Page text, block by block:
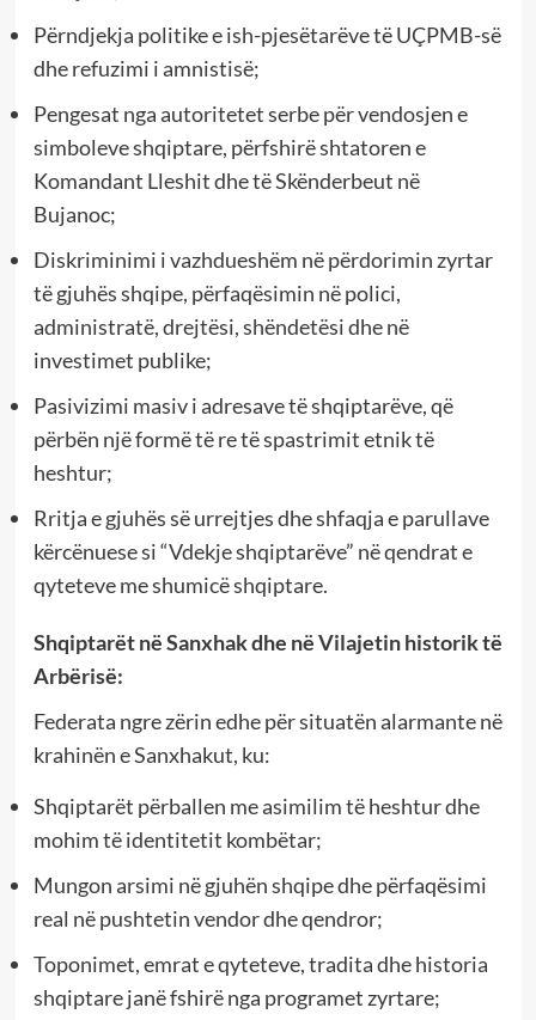
Përndjekja politike e ish-pjesëtarëve të UÇPMB-së
dhe refuzimi i amnistisë;
Pengesat nga autoritetet serbe për vendosjen e
simboleve shqiptare, përfshirë shtatoren e
Komandant Lleshit dhe të Skënderbeut në
Bujanoc;
Diskriminimi i vazhdueshëm në përdorimin zyrtar
të gjuhës shqipe, përfaqësimin në polici,
administratë, drejtësi, shëndetësi dhe në
investimet publike;
Pasivizimi masiv i adresave të shqiptarëve, që
përbën një formë të re të spastrimit etnik të
heshtur;
Rritja e gjuhës së urrejtjes dhe shfaqja e parullave
kërcënuese si “Vdekje shqiptarëve” në qendrat e
qyteteve me shumicë shqiptare.
Shqiptarët në Sanxhak dhe në Vilajetin historik të
Arbërisë:
Federata ngre zërin edhe për situatën alarmante në
krahinën e Sanxhakut, ku:
Shqiptarët përballen me asimilim të heshtur dhe
mohim të identitetit kombëtar;
Mungon arsimi në gjuhën shqipe dhe përfaqësimi
real në pushtetin vendor dhe qendror;
Toponimet, emrat e qyteteve, tradita dhe historia
shqiptare janë fshirë nga programet zyrtare;